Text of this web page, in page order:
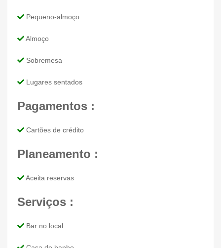
Pequeno-almoço
Almoço
Sobremesa
Lugares sentados
Pagamentos :
Cartões de crédito
Planeamento :
Aceita reservas
Serviços :
Bar no local